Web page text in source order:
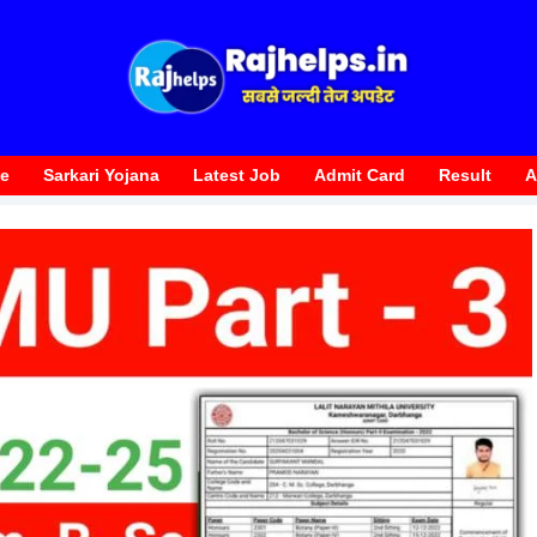
Sarkari Yojana Latest Job Admit Card Result